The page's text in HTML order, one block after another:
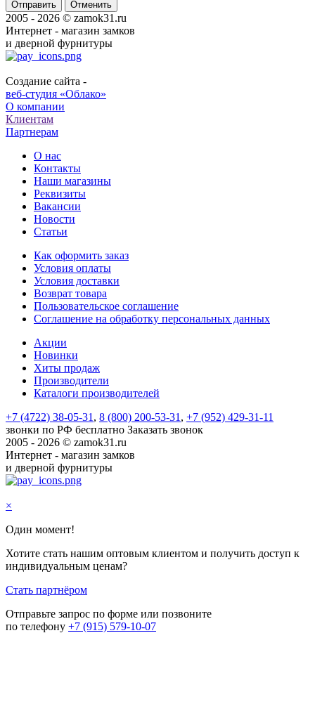
Отменить
2005 - 2026 © zamok31.ru
Интернет - магазин замков
и дверной фурнитуры
Создание сайта -
веб-студия «Облако»
О компании
Клиентам
Партнерам
О нас
Контакты
Наши магазины
Реквизиты
Вакансии
Новости
Статьи
Как оформить заказ
Условия оплаты
Условия доставки
Возврат товара
Пользовательское соглашение
Соглашение на обработку персональных данных
Акции
Новинки
Хиты продаж
Производители
Каталоги производителей
+7 (4722) 38-05-31, 8 (800) 200-53-31, +7 (952) 429-31-11
звонки по РФ бесплатно Заказать звонок
2005 - 2026 © zamok31.ru
Интернет - магазин замков
и дверной фурнитуры
×
Один момент!
Хотите стать нашим оптовым клиентом и получить доступ к
индивидуальным ценам?
Стать партнёром
Отправьте запрос по форме или позвоните
по телефону +7 (915) 579-10-07